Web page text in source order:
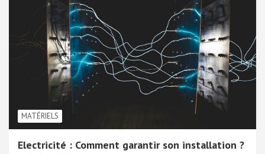
MATÉRIELS
Electricité : Comment garantir son installation ?